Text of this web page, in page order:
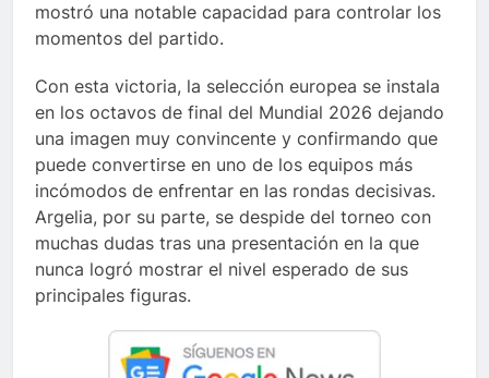
mostró una notable capacidad para controlar los
momentos del partido.
Con esta victoria, la selección europea se instala
en los octavos de final del Mundial 2026 dejando
una imagen muy convincente y confirmando que
puede convertirse en uno de los equipos más
incómodos de enfrentar en las rondas decisivas.
Argelia, por su parte, se despide del torneo con
muchas dudas tras una presentación en la que
nunca logró mostrar el nivel esperado de sus
principales figuras.